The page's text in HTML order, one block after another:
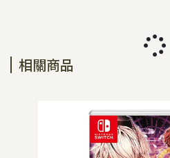
相關商品